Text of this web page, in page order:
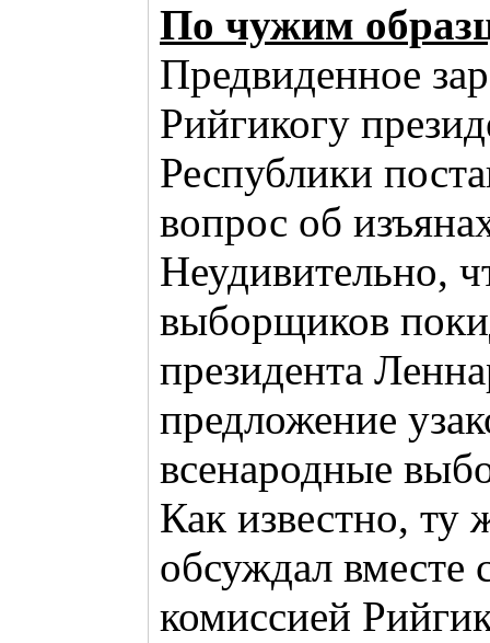
По чужим
Предвиденное
Рийгикогу
Республики
вопрос об
Неудивительно,
выборщиков
президента
предложение
всенародные
Как известно, ту
обсуждал вместе
комиссией